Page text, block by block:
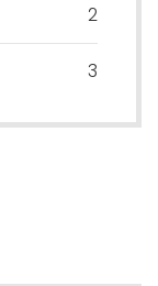
2
3